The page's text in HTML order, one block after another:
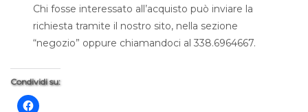
Chi fosse interessato all’acquisto può inviare la
richiesta tramite il nostro sito, nella sezione
“negozio” oppure chiamandoci al 338.6964667.
Condividi su: